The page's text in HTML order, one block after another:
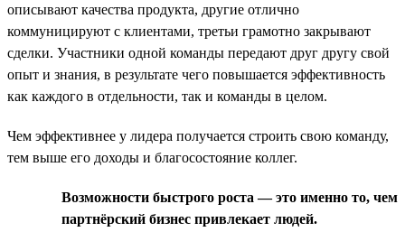
описывают качества продукта, другие отлично
коммуницируют с клиентами, третьи грамотно закрывают
сделки. Участники одной команды передают друг другу свой
опыт и знания, в результате чего повышается эффективность
как каждого в отдельности, так и команды в целом.
Чем эффективнее у лидера получается строить свою команду,
тем выше его доходы и благосостояние коллег.
Возможности быстрого роста — это именно то, чем
партнёрский бизнес привлекает людей.